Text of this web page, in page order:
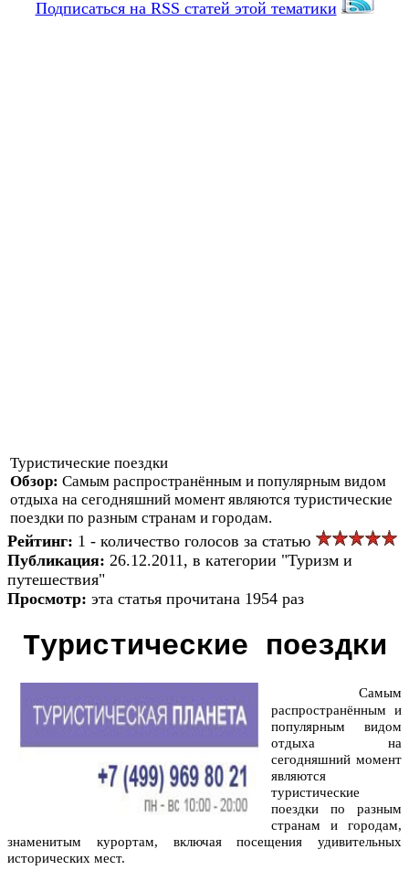
Подписаться на RSS статей этой тематики
Туристические поездки
Обзор: Самым распространённым и популярным видом
отдыха на сегодняшний момент являются туристические
поездки по разным странам и городам.
Рейтинг: 1 - количество голосов за статью
Публикация: 26.12.2011, в категории "Туризм и
путешествия"
Просмотр: эта статья прочитана 1954 раз
Туристические поездки
Самым
распространённым и
популярным видом
отдыха на
сегодняшний момент
являются
туристические
поездки по разным
странам и городам,
знаменитым курортам, включая посещения удивительных
исторических мест.